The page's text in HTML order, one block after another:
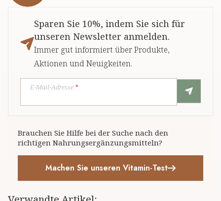
Sparen Sie 10%, indem Sie sich für
unseren Newsletter anmelden.
Immer gut informiert über Produkte,
Aktionen und Neuigkeiten.
E-Mail-Adresse *
Brauchen Sie Hilfe bei der Suche nach den
richtigen Nahrungsergänzungsmitteln?
Machen Sie unseren Vitamin-Test